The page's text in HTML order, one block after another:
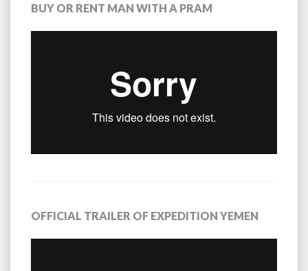
BUY OR RENT MAN WITH A PRAM
OFFICIAL TRAILER OF EXPEDITION YEMEN